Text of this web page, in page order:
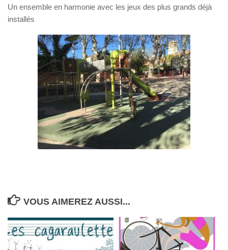
Un ensemble en harmonie avec les jeux des plus grands déjà
installés
VOUS AIMEREZ AUSSI...